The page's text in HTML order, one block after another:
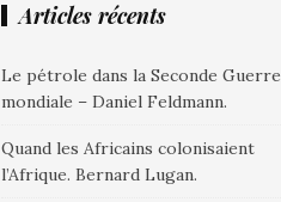
Articles récents
Le pétrole dans la Seconde Guerre
mondiale – Daniel Feldmann.
Quand les Africains colonisaient
l’Afrique. Bernard Lugan.